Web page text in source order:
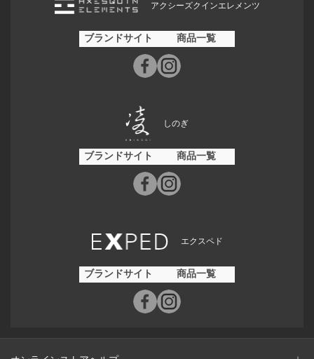
アクシーズクインエレメンツ
ブランドサイト 商品一覧
しのぎ
ブランドサイト 商品一覧
エクスペド
ブランドサイト 商品一覧